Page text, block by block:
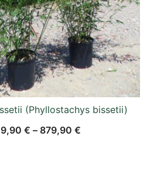
(Phyllostachys bissetii)
€ – 879,90 €